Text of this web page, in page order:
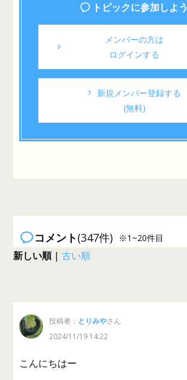
トピックに参加しよう
メンバーの方は
ログインする
新規メンバー登録する
(無料)
コメント(347件) ※1~20件目
新しい順|古い順
投稿者： とりみやさん
2024/11/19 14:22
こんにちはー